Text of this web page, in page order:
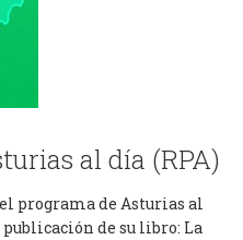
al día (RPA)
programa de Asturias al
de su libro: La